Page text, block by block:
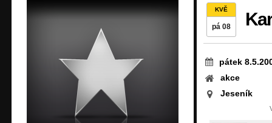
KVĚ
pá 08
pátek
akce
Jeseník